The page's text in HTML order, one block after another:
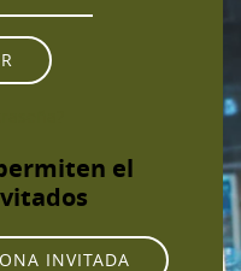
el
INVITADA